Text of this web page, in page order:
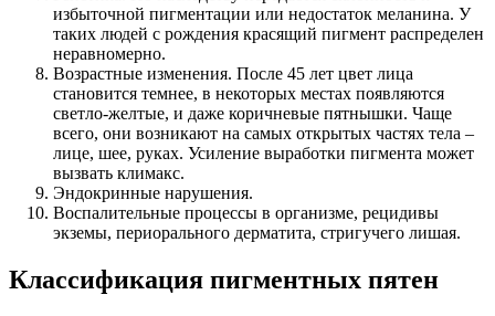
избыточной пигментации или недостаток меланина. У
таких людей с рождения красящий пигмент распределен
неравномерно.
Возрастные изменения. После 45 лет цвет лица
становится темнее, в некоторых местах появляются
светло-желтые, и даже коричневые пятнышки. Чаще
всего, они возникают на самых открытых частях тела –
лице, шее, руках. Усиление выработки пигмента может
вызвать климакс.
Эндокринные нарушения.
Воспалительные процессы в организме, рецидивы
экземы, периорального дерматита, стригучего лишая.
Классификация пигментных пятен